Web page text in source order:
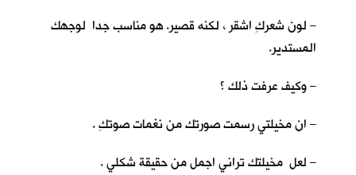
– لون شعركِ اشقر ، لكنه قصير. هو مناسب جدا لوجهك
المستدير.
– وكيف عرفت ذلك ؟
– ان مخيلتي رسمت صورتك من نغمات صوتكِ .
– لعل مخيلتك تراني اجمل من حقيقة شكلي .